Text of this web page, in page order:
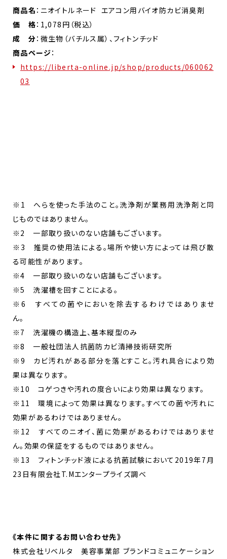
商品名 ：ニオイトルネード ​エアコン用バイオ防カビ消臭剤
価 格：1,078円（税込）
成 分：微生物（バチルス属）、フィトンチッド
商品ページ：
https://liberta-online.jp/shop/products/060062
03
※1 へらを使った手法のこと。洗浄剤が業務用洗浄剤と同
じものではありません。
※2 一部取り扱いのない店舗もございます。
※3 推奨の使用法による。場所や使い方によっては飛び散
る可能性があります。
※4 一部取り扱いのない店舗もございます。
※5 洗濯槽を回すことによる。
※6 すべての菌やにおいを除去するわけではありませ
ん。
※7 洗濯機の構造上、基本縦型のみ
※8 一般社団法人抗菌防カビ清掃技術研究所
※9 カビ汚れがある部分を落とすこと。汚れ具合により効
果は異なります。
※10 コゲつきや汚れの度合いにより効果は異なります。
※11 環境によって効果は異なります。すべての菌や汚れに
効果があるわけではありません。
※12 すべてのニオイ、菌に効果があるわけではありませ
ん。効果の保証をするものではありません。
※13 フィトンチッド液による抗菌試験において2019年7月
23日有限会社T.Mエンタープライズ調べ
《本件に関するお問い合わせ先》
株式会社リベルタ 美容事業部 ブランドコミュニケーション